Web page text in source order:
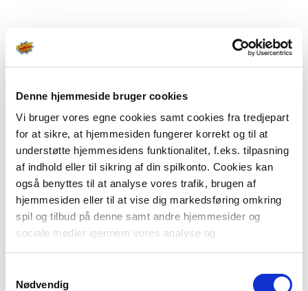
Denne hjemmeside bruger cookies
Vi bruger vores egne cookies samt cookies fra tredjepart
for at sikre, at hjemmesiden fungerer korrekt og til at
understøtte hjemmesidens funktionalitet, f.eks. tilpasning
af indhold eller til sikring af din spilkonto. Cookies kan
også benyttes til at analyse vores trafik, brugen af
hjemmesiden eller til at vise dig markedsføring omkring
spil og tilbud på denne samt andre hjemmesider og
sociale medier igennem vores analyse og
Du kan læse mere om vores brug af cookies under
Nødvendig